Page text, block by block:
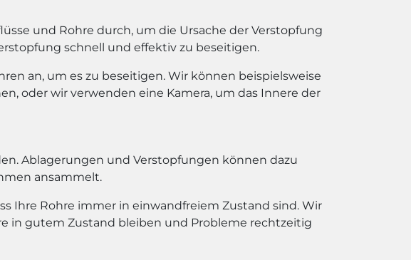
und Rohre durch, um die Ursache der Verstopfung
schnell und effektiv zu beseitigen.
an, um es zu beseitigen. Wir können beispielsweise
oder wir verwenden eine Kamera, um das Innere der
Ablagerungen und Verstopfungen können dazu
ansammelt.
Ihre Rohre immer in einwandfreiem Zustand sind. Wir
in gutem Zustand bleiben und Probleme rechtzeitig